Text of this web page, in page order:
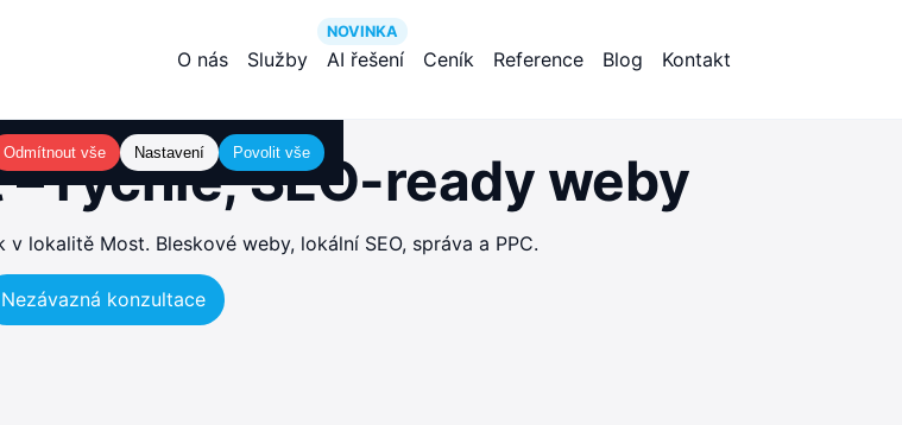
O nás Služby
NOVINKA
AI řešení Ceník Reference Blog Kontakt
Odmítnout vše Nastavení Povolit vše
rychlé, SEO-ready weby
lokalitě Most. Bleskové weby, lokální SEO, správa a PPC.
Nezávazná konzultace